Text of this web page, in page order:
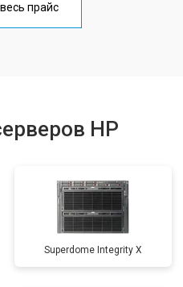
прайс
HP
Superdome Integrity Х